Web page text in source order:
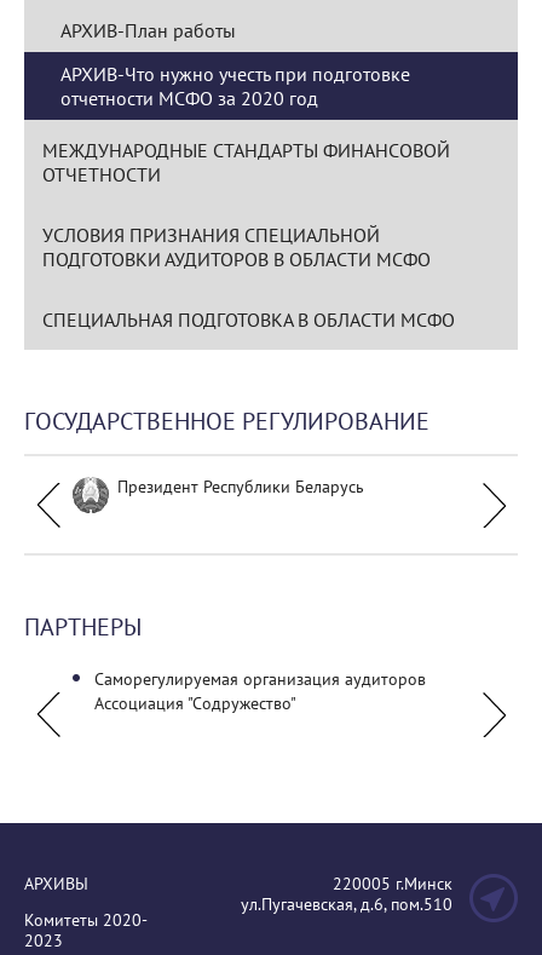
АРХИВ-План работы
АРХИВ-Что нужно учесть при подготовке
отчетности МСФО за 2020 год
МЕЖДУНАРОДНЫЕ СТАНДАРТЫ ФИНАНСОВОЙ
ОТЧЕТНОСТИ
УСЛОВИЯ ПРИЗНАНИЯ СПЕЦИАЛЬНОЙ
ПОДГОТОВКИ АУДИТОРОВ В ОБЛАСТИ МСФО
СПЕЦИАЛЬНАЯ ПОДГОТОВКА В ОБЛАСТИ МСФО
ГОСУДАРСТВЕННОЕ РЕГУЛИРОВАНИЕ
Президент Республики Беларусь
ПАРТНЕРЫ
Саморегулируемая организация аудиторов
Ассоциация "Содружество"
АРХИВЫ
Комитеты 2020-
2023
220005 г.Минск
ул.Пугачевская, д.6, пом.510